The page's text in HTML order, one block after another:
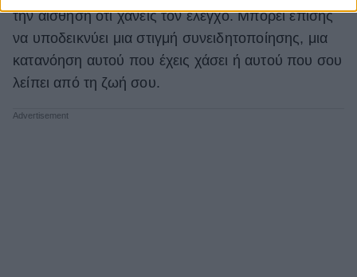
την αίσθηση ότι χάνεις τον έλεγχο. Μπορεί επίσης
να υποδεικνύει μια στιγμή συνειδητοποίησης, μια
κατανόηση αυτού που έχεις χάσει ή αυτού που σου
λείπει από τη ζωή σου.